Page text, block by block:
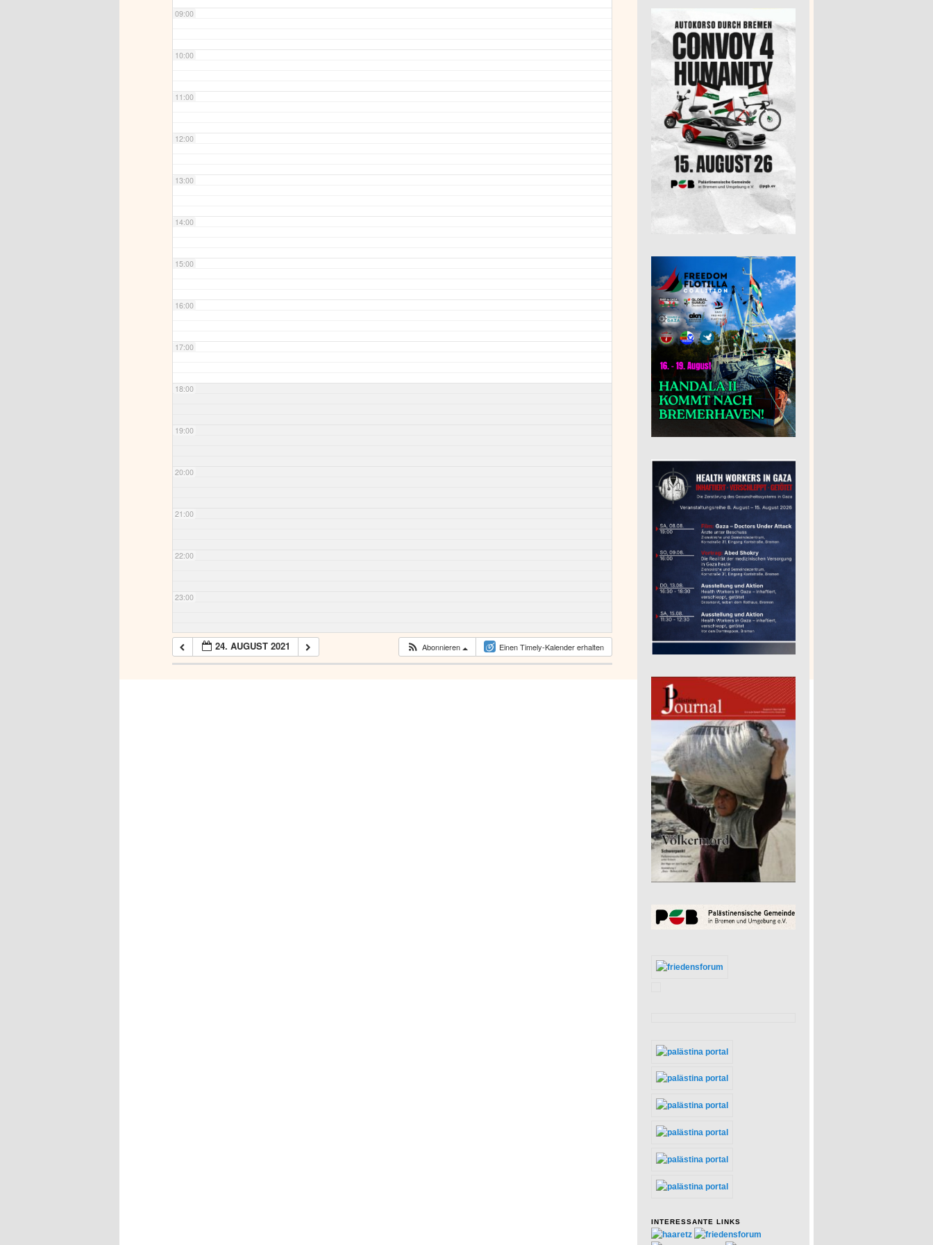
09:00
10:00
11:00
12:00
13:00
14:00
15:00
16:00
17:00
18:00
19:00
20:00
21:00
22:00
23:00
24. AUGUST 2021 Abonnieren Einen Timely-Kalender erhalten
INTERESSANTE LINKS